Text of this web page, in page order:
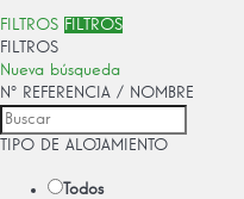
FILTROS FILTROS
FILTROS
Nueva búsqueda
Nº REFERENCIA / NOMBRE
TIPO DE ALOJAMIENTO
Todos